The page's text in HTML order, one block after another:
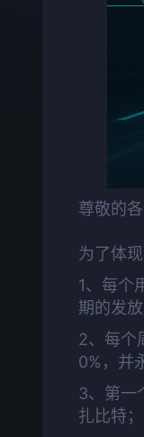
尊敬的
为了体
1、每个
期的发
2、每个
0%，并
3、第一
扎比特；